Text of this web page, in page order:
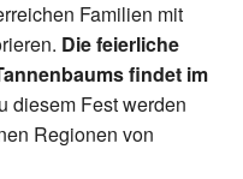
Familien mit
Die feierliche
findet im
diesem Fest werden
Regionen von